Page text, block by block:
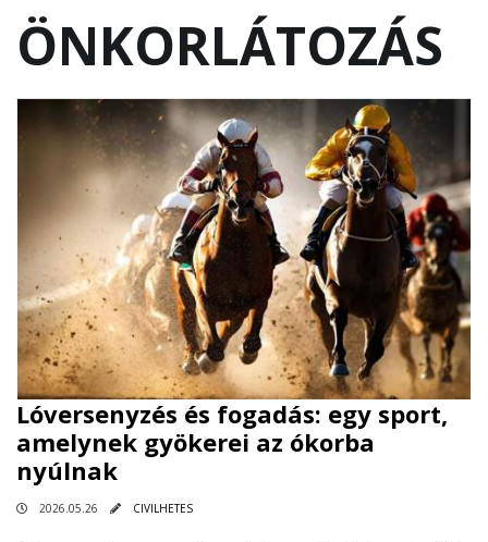
ÖNKORLÁTOZÁS
Lóversenyzés és fogadás: egy sport,
amelynek gyökerei az ókorba
nyúlnak
2026.05.26 CIVILHETES